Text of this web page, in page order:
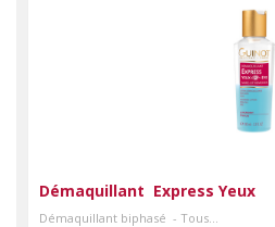
Démaquillant Express Yeux
Démaquillant biphasé - Tous...